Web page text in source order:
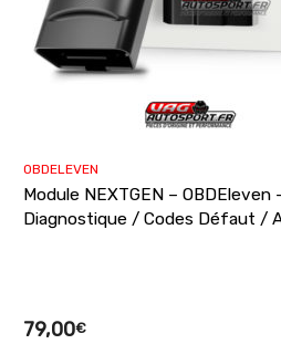
OBDELEVEN
Module NEXTGEN –
Diagnostique / Codes Défaut /
79,00€